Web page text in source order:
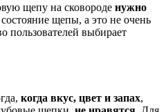
щепу на сковороде нужно
состояние щепы, а это не очень
пользователей выбирает
когда вкус, цвет и запах,